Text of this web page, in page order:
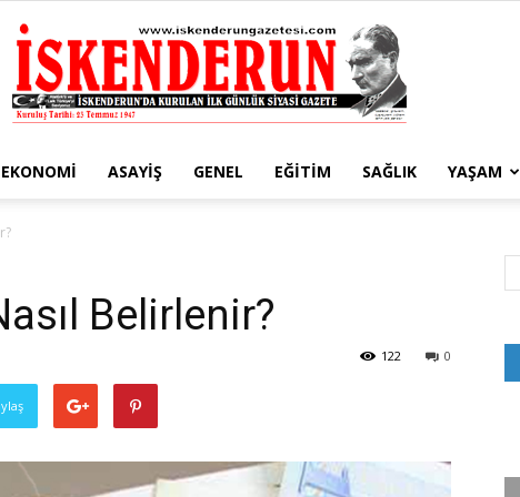
EKONOMI ASAYIŞ GENEL EĞITIM SAĞLIK YAŞAM
Belirlenir?
0
122